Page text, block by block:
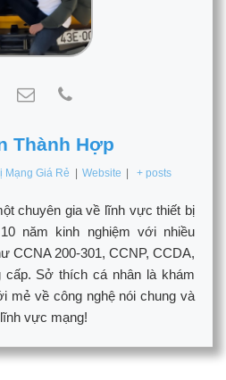
Thành Hợp
Mạng Giá Rẻ | Website | + posts
chuyên gia về lĩnh vực thiết bị
năm kinh nghiệm với nhiều
CCNA 200-301, CCNP, CCDA,
cấp. Sở thích cá nhân là khám
mẻ về công nghệ nói chung và
vực mạng!